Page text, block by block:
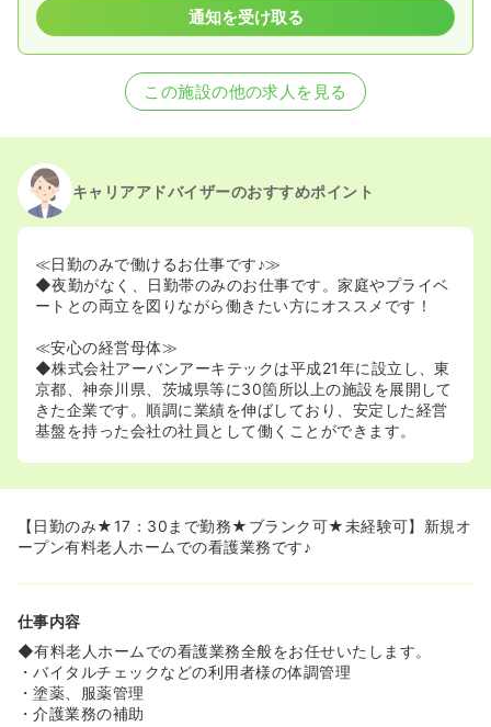
通知を受け取る
この施設の他の求人を見る
キャリアアドバイザーのおすすめポイント
≪日勤のみで働けるお仕事です♪≫
◆夜勤がなく、日勤帯のみのお仕事です。家庭やプライベ
ートとの両立を図りながら働きたい方にオススメです！
≪安心の経営母体≫
◆株式会社アーバンアーキテックは平成21年に設立し、東
京都、神奈川県、茨城県等に30箇所以上の施設を展開して
きた企業です。順調に業績を伸ばしており、安定した経営
基盤を持った会社の社員として働くことができます。
【日勤のみ★17：30まで勤務★ブランク可★未経験可】新規オ
ープン有料老人ホームでの看護業務です♪
仕事内容
◆有料老人ホームでの看護業務全般をお任せいたします。
・バイタルチェックなどの利用者様の体調管理
・塗薬、服薬管理
・介護業務の補助